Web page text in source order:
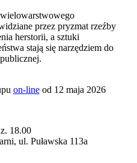
przez pryzmat rzeźby
herstorii, a sztuki
stają się narzędziem do
on-lineod 12 maja 2026
18.00
ul. Puławska 113a